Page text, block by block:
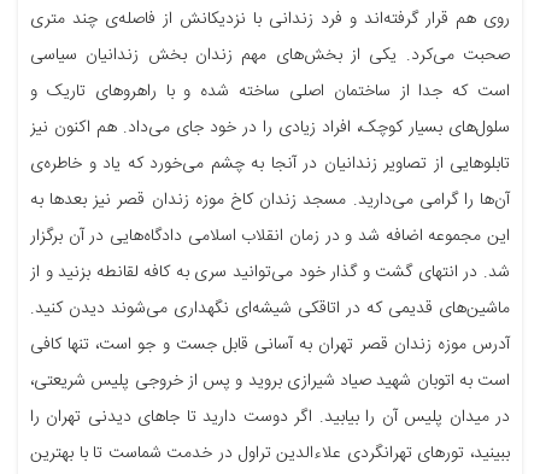
روی هم‌ قرار گرفته‌اند و فرد زندانی با نزدیکانش از فاصله‌ی چند متری
صحبت می‌کرد. یکی از بخش‌های مهم زندان بخش زندانیان سیاسی
است که جدا از ساختمان اصلی ساخته شده و با راهروهای تاریک و
سلول‌های بسیار کوچک، افراد زیادی را در خود جای می‌داد. هم اکنون نیز
تابلوهایی از تصاویر زندانیان در آنجا به چشم می‌خورد که یاد و خاطره‌ی
آن‌ها را گرامی‌ می‌دارید. مسجد زندان کاخ موزه زندان قصر نیز بعدها به
این مجموعه اضافه شد و در زمان انقلاب اسلامی دادگاه‌هایی در آن برگزار
شد. در انتهای گشت و گذار خود می‌توانید سری به کافه لقانطه بزنید و از
ماشین‌های قدیمی که در اتاقکی شیشه‌ای نگهداری می‌شوند دیدن کنید.
آدرس موزه زندان قصر تهران به آسانی قابل جست و جو است، تنها کافی
است به اتوبان شهید صیاد شیرازی بروید و پس از خروجی پلیس شریعتی،
در میدان پلیس آن را بیابید. اگر دوست دارید تا جاهای دیدنی تهران را
ببینید، تورهای تهرانگردی علاءالدین تراول در خدمت شماست تا با بهترین